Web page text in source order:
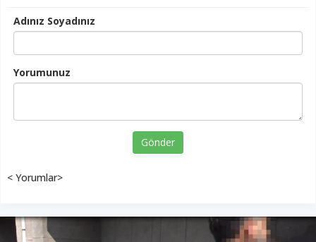
Adınız Soyadınız
Yorumunuz
Gönder
< Yorumlar>